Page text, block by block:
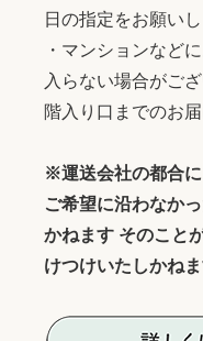
日の指定をお願いし
・マンションなど
入らない場合がご
階入り口までのお
※運送会社の都合
ご希望に沿わなか
かねます そのこと
けつけいたしかね